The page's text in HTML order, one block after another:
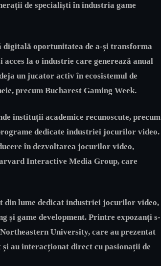
de specialiști în industria game
oportunitatea de a-și transforma
la o industrie care generează anual
un jucator activ în ecosistemul de
precum Bucharest Gaming Week.
instituții academice recunoscute, precum
dedicate industriei jocurilor video.
în dezvoltarea jocurilor video,
Interactive Media Group, care
din lume dedicat industriei jocurilor video,
și game development. Printre expozanți s-
University, care au prezentat
au interacționat direct cu pasionații de